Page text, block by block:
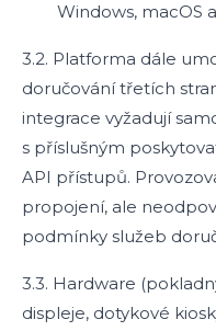
Windows, macOS
3.2. Platforma dále
doručování třetích
integrace vyžadují
s příslušným
API přístupů.
propojení, ale
podmínky služeb
3.3. Hardware
displeje, dotykové